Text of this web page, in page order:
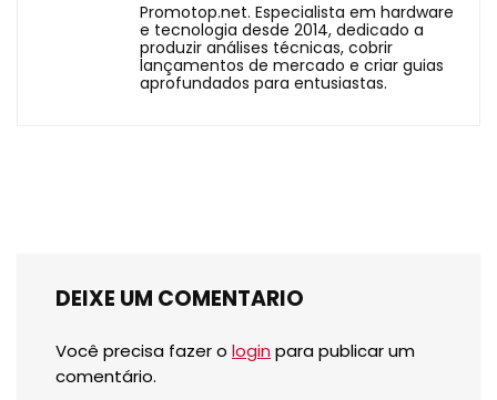
Promotop.net. Especialista em hardware
e tecnologia desde 2014, dedicado a
produzir análises técnicas, cobrir
lançamentos de mercado e criar guias
aprofundados para entusiastas.
DEIXE UM COMENTARIO
Você precisa fazer o login para publicar um
comentário.